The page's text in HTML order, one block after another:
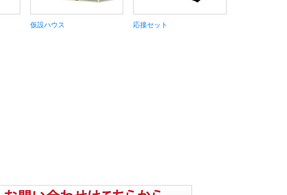
仮設ハウス 応接セット